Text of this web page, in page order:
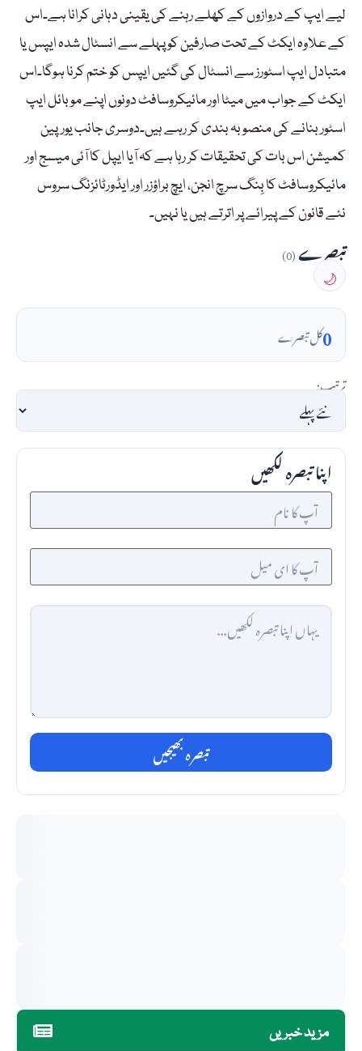
مزید خبریں
لیے ایپ کے دروازوں کے کھلے رہنے کی یقینی دہانی کرانا ہے۔اس
کے علاوہ ایکٹ کے تحت صارفین کو پہلے سے انسٹال شدہ ایپس یا
متبادل ایپ اسٹورز سے انسٹال کی گئیں ایپس کو ختم کرنا ہوگا۔اس
ایکٹ کے جواب میں میٹا اور مائیکروسافٹ دونوں اپنے موبائل ایپ
اسٹور بنانے کی منصوبہ بندی کر رہے ہیں۔دوسری جانب یورپین
کمیشن اس بات کی تحقیقات کر رہا ہے کہ آیا ایپل کا آئی میسج اور
مائیکروسافٹ کا بِنگ سرچ انجن، ایچ براؤزر اور ایڈورٹائزنگ سروس
نئے قانون کے پیرائے پر اترتے ہیں یا نہیں۔
تبصرے(0)
🌙
0کل تبصرے
ترتیب:
اپنا تبصرہ لکھیں
تبصرہ بھیجیں